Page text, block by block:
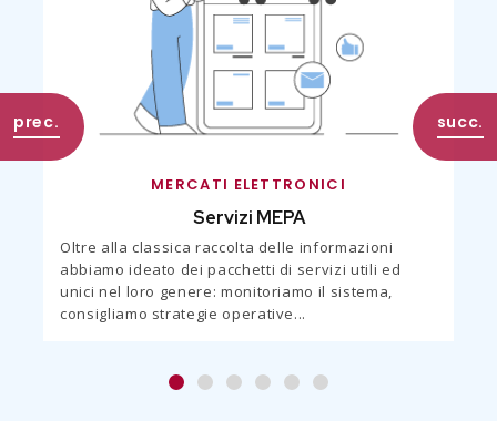
MERCATI ELETTRONICI
Servizi MEPA
Oltre alla classica raccolta delle informazioni
abbiamo ideato dei pacchetti di servizi utili ed
unici nel loro genere: monitoriamo il sistema,
consigliamo strategie operative...